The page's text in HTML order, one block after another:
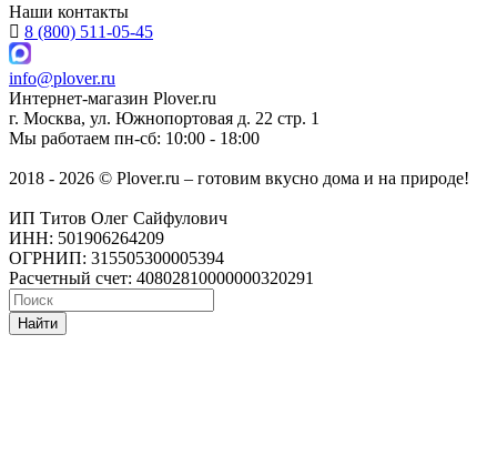
Наши контакты
8 (800) 511-05-45
info@plover.ru
Интернет-магазин Plover.ru
г. Москва, ул. Южнопортовая д. 22 стр. 1
Мы работаем пн-сб: 10:00 - 18:00
2018 - 2026 © Plover.ru – готовим вкусно дома и на природе!
ИП Титов Олег Сайфулович
ИНН: 501906264209
ОГРНИП: 315505300005394
Расчетный счет: 40802810000000320291
Найти